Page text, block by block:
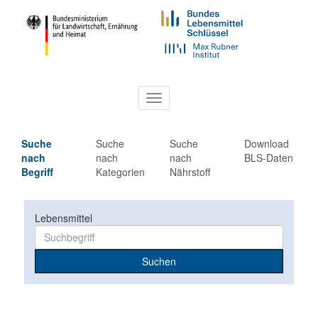
Toggle
navigation
Suche
nach
Begriff
Suche
nach
Kategorien
Suche
nach
Nährstoff
Download
BLS-Daten
Lebensmittel
Suchen